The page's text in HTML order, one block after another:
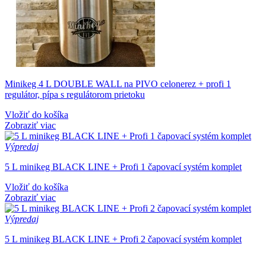
Minikeg 4 L DOUBLE WALL na PIVO celonerez + profi 1
regulátor, pípa s regulátorom prietoku
Vložiť do košíka
Zobraziť viac
Výpredaj
5 L minikeg BLACK LINE + Profi 1 čapovací systém komplet
Vložiť do košíka
Zobraziť viac
Výpredaj
5 L minikeg BLACK LINE + Profi 2 čapovací systém komplet